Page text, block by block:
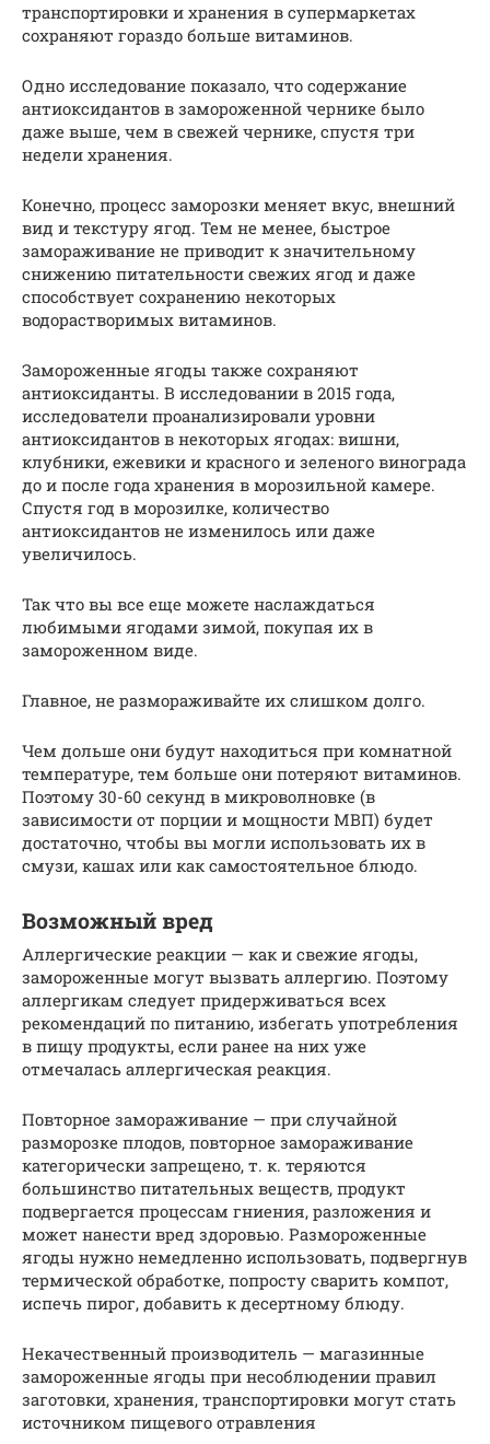
транспортировки и хранения в супермаркетах
сохраняют гораздо больше витаминов.
Одно исследование показало, что содержание
антиоксидантов в замороженной чернике было
даже выше, чем в свежей чернике, спустя три
недели хранения.
Конечно, процесс заморозки меняет вкус, внешний
вид и текстуру ягод. Тем не менее, быстрое
замораживание не приводит к значительному
снижению питательности свежих ягод и даже
способствует сохранению некоторых
водорастворимых витаминов.
Замороженные ягоды также сохраняют
антиоксиданты. В исследовании в 2015 года,
исследователи проанализировали уровни
антиоксидантов в некоторых ягодах: вишни,
клубники, ежевики и красного и зеленого винограда
до и после года хранения в морозильной камере.
Спустя год в морозилке, количество
антиоксидантов не изменилось или даже
увеличилось.
Так что вы все еще можете наслаждаться
любимыми ягодами зимой, покупая их в
замороженном виде.
Главное, не размораживайте их слишком долго.
Чем дольше они будут находиться при комнатной
температуре, тем больше они потеряют витаминов.
Поэтому 30-60 секунд в микроволновке (в
зависимости от порции и мощности МВП) будет
достаточно, чтобы вы могли использовать их в
смузи, кашах или как самостоятельное блюдо.
Возможный вред
Аллергические реакции — как и свежие ягоды,
замороженные могут вызвать аллергию. Поэтому
аллергикам следует придерживаться всех
рекомендаций по питанию, избегать употребления
в пищу продукты, если ранее на них уже
отмечалась аллергическая реакция.
Повторное замораживание — при случайной
разморозке плодов, повторное замораживание
категорически запрещено, т. к. теряются
большинство питательных веществ, продукт
подвергается процессам гниения, разложения и
может нанести вред здоровью. Размороженные
ягоды нужно немедленно использовать, подвергнув
термической обработке, попросту сварить компот,
испечь пирог, добавить к десертному блюду.
Некачественный производитель — магазинные
замороженные ягоды при несоблюдении правил
заготовки, хранения, транспортировки могут стать
источником пищевого отравления